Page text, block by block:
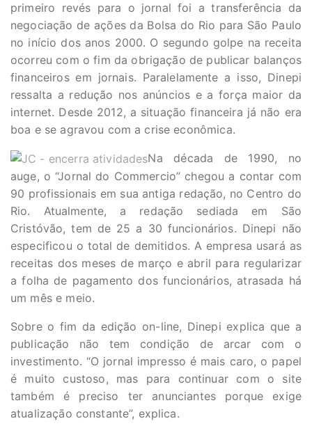
primeiro revés para o jornal foi a transferência da
negociação de ações da Bolsa do Rio para São Paulo
no início dos anos 2000. O segundo golpe na receita
ocorreu com o fim da obrigação de publicar balanços
financeiros em jornais. Paralelamente a isso, Dinepi
ressalta a redução nos anúncios e a força maior da
internet. Desde 2012, a situação financeira já não era
boa e se agravou com a crise econômica.
Na década de 1990, no
auge, o “Jornal do Commercio” chegou a contar com
90 profissionais em sua antiga redação, no Centro do
Rio. Atualmente, a redação sediada em São
Cristóvão, tem de 25 a 30 funcionários. Dinepi não
especificou o total de demitidos. A empresa usará as
receitas dos meses de março e abril para regularizar
a folha de pagamento dos funcionários, atrasada há
um mês e meio.
Sobre o fim da edição on-line, Dinepi explica que a
publicação não tem condição de arcar com o
investimento. “O jornal impresso é mais caro, o papel
é muito custoso, mas para continuar com o site
também é preciso ter anunciantes porque exige
atualização constante”, explica.